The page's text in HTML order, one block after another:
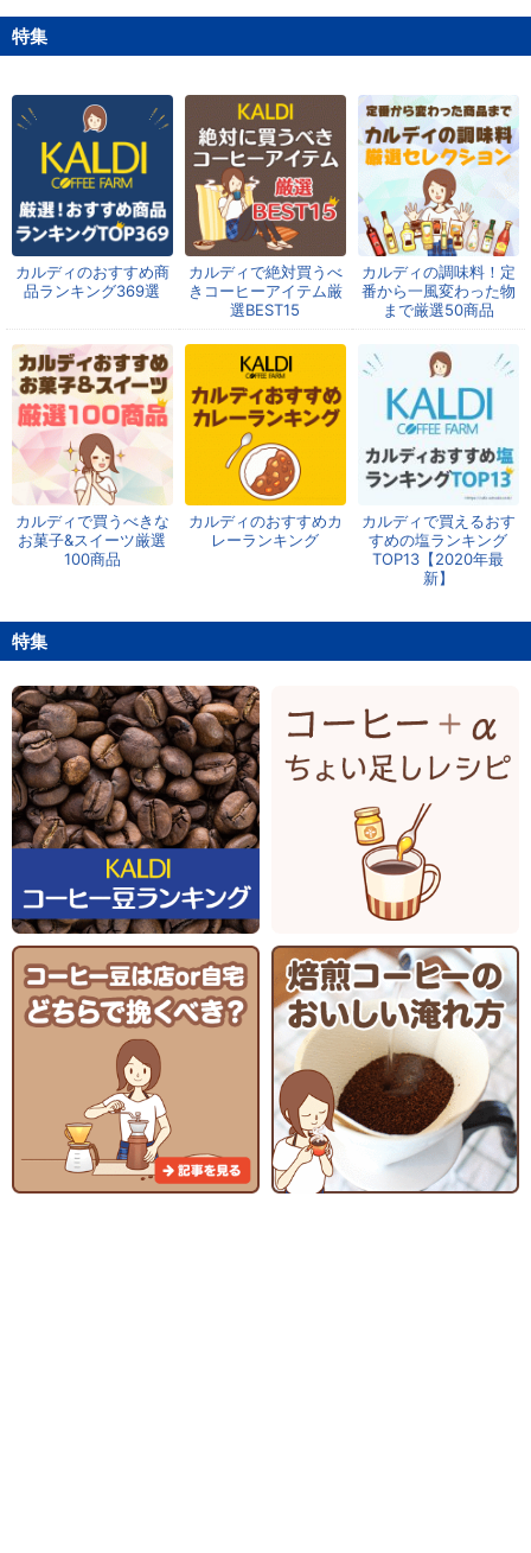
特集
カルディのおすすめ商
品ランキング369選
カルディで絶対買うべ
きコーヒーアイテム厳
選BEST15
カルディの調味料！定
番から一風変わった物
まで厳選50商品
カルディで買うべきな
お菓子&スイーツ厳選
100商品
カルディのおすすめカ
レーランキング
カルディで買えるおす
すめの塩ランキング
TOP13【2020年最
新】
特集